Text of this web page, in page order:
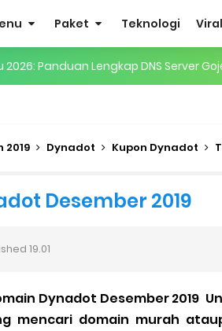
Paket Teknologi Viral
2026: Panduan Lengkap DNS Server
Grabcar Terbaru
Syarat dan Komisinya
Gratis
2019 Dynadot Kupon Dynadot
Desember 2019
19.01
Dynadot Desember 2019
mencari domain murah